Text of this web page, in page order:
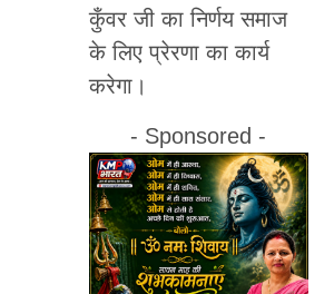
कुँवर जी का निर्णय समाज
के लिए प्रेरणा का कार्य
करेगा।
- Sponsored -